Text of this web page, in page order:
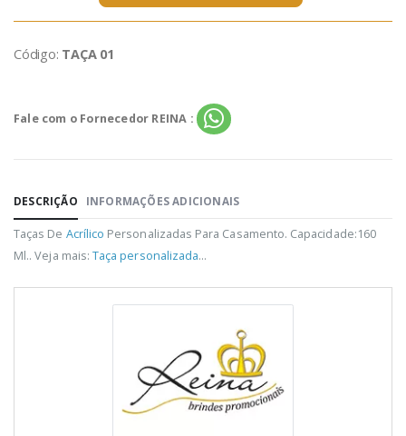
Código: TAÇA 01
Fale com o Fornecedor REINA :
DESCRIÇÃO INFORMAÇÕES ADICIONAIS
Taças De Acrílico Personalizadas Para Casamento. Capacidade:160
Ml.. Veja mais:Taça personalizada...